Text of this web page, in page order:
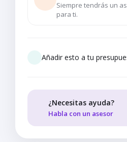
Siempre tendrás un
para ti.
Añadir esto a tu
¿Necesitas ayuda?
Habla con un asesor